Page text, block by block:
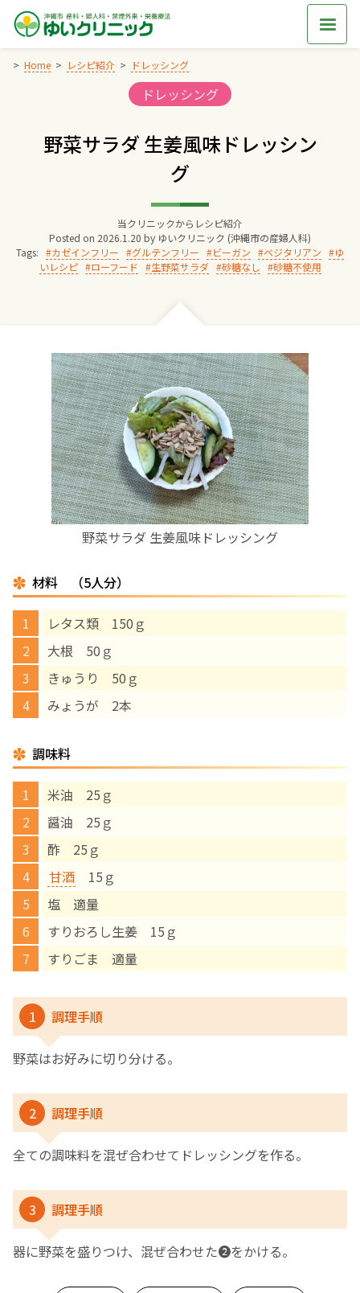
Skip
content
Home レシピ紹介 ドレッシング
Categories:
ドレッシング
野菜サラダ 生姜風味ドレッシン
グ
当クリニックからレシピ紹介
Posted on 2026.1.20 by ゆいクリニック (沖縄市の産婦人科)
Tags:
カゼインフリー グルテンフリー ビーガン ベジタリアン
ゆ
いレシピ
ローフード 生野菜サラダ 砂糖なし 砂糖不使用
野菜サラダ 生姜風味ドレッシング
材料 （5人分）
レタス類 150ｇ
大根 50ｇ
きゅうり 50ｇ
みょうが 2本
調味料
米油 25ｇ
醤油 25ｇ
酢 25ｇ
甘酒 15ｇ
塩 適量
すりおろし生姜 15ｇ
すりごま 適量
1 調理手順
野菜はお好みに切り分ける。
2 調理手順
全ての調味料を混ぜ合わせてドレッシングを作る。
3 調理手順
器に野菜を盛りつけ、混ぜ合わせた❷をかける。
交通アクセス
院長からのごあいさつ
ゆいクリニックの経営理念
診療料金
お産について
親と子の結びつき支援
母乳育児
予防接種
‘さんルーム’ でさまざまな講座・クラス
遠方にお住まいで当院での出産を希望される方へ
医師プロフィール